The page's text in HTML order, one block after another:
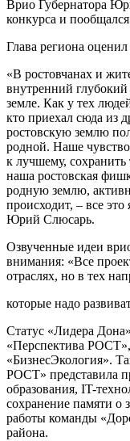
Врио Губернатора
конкурса и
Глава региона
«В ростовчанах и
внутренний
земле. Как у тех
кто приехал сюда из
ростовскую землю
родной. Наше
к лучшему, сохранить
наша ростовская
родную землю,
происходит, – все
Юрий Слюсарь.
Озвученные идеи
внимания: «Все
отраслях, но в тех
которые надо
Статус «Лидера
«Перспектива
«БизнесЭкология».
РОСТ» представила
образования, IT-
сохранение памяти о
работы команды
района.